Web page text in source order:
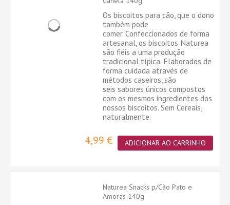
Os biscoitos para cão, que o dono
também pode
comer. Confeccionados de forma
artesanal, os biscoitos Naturea
são fiéis a uma produção
tradicional típica. Elaborados de
forma cuidada através de
métodos caseiros, são
seis sabores únicos compostos
com os mesmos ingredientes dos
nossos biscoitos. Sem Cereais,
naturalmente.
4,99 € ADICIONAR AO CARRINHO
Naturea Snacks p/Cão Pato e
Amoras 140g